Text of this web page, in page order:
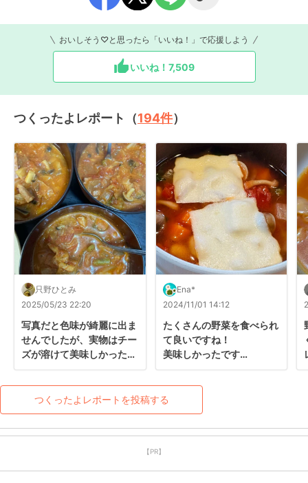
おいしそう♡と思ったら「いいね！」で応援しよう
いいね！ 7,509
つくったよレポート（194件）
只野ひとみ
2025/05/23 22:20
写真だと色味が綺麗に出ま
せんでしたが、実物はチー
ズが溶けて美味しかったで
Ena*
2024/11/01 14:12
たくさんの野菜を食べられ
て良いですね！
美味しかったです
つくったよレポートを投稿する
【PR】